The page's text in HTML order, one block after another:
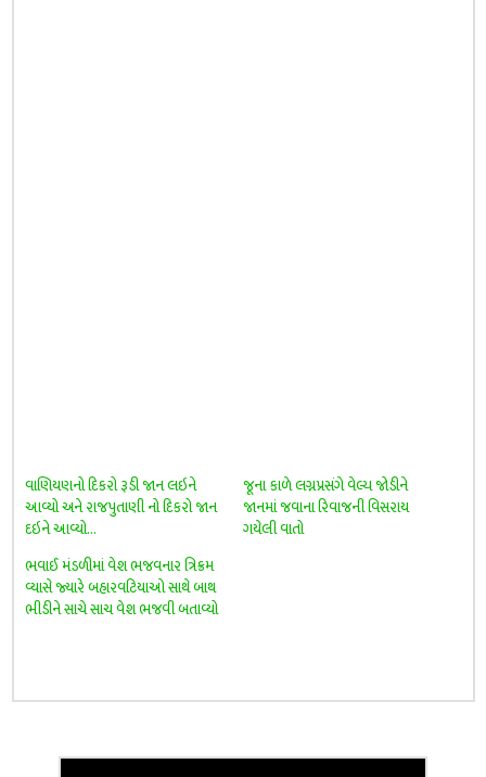
વાણિયણનો દિકરો રૂડી જાન લઇને
આવ્યો અને રાજપુતાણી નો દિકરો જાન
દઇને આવ્યો…
જૂના કાળે લગ્નપ્રસંગે વેલ્ય જોડીને
જાનમાં જવાના રિવાજની વિસરાય
ગયેલી વાતો
ભવાઈ મંડળીમાં વેશ ભજવનાર ત્રિક્રમ
વ્યાસે જ્યારે બહારવટિયાઓ સાથે બાથ
ભીડીને સાચે સાચ વેશ ભજવી બતાવ્યો